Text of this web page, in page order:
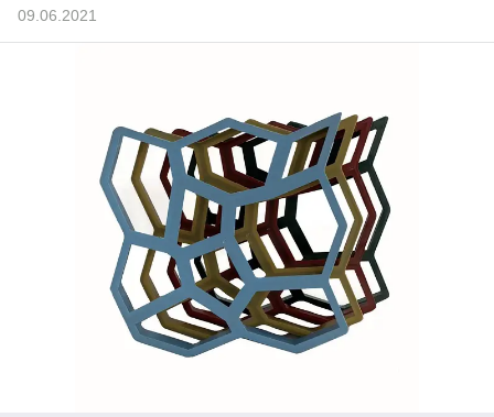
09.06.2021